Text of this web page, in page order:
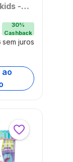
-
30%
Cashback
sem juros